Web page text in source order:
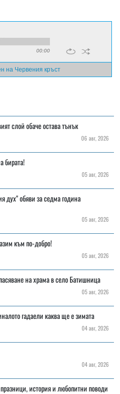
00:00
на Червения кръст
слой обаче остава тънък
06 авг, 2026
бирата!
05 авг, 2026
дух" обяви за седма година
05 авг, 2026
към по-добро!
05 авг, 2026
на храма в село Батишница
05 авг, 2026
гадаели каква ще е зимата
04 авг, 2026
04 авг, 2026
история и любопитни поводи